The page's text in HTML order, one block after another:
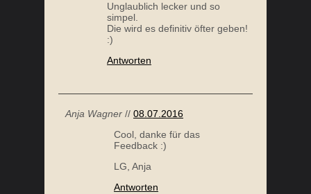
Unglaublich lecker und so
simpel.
Die wird es definitiv öfter geben!
:)
Antworten
Anja Wagner // 08.07.2016
Cool, danke für das
Feedback :)
LG, Anja
Antworten